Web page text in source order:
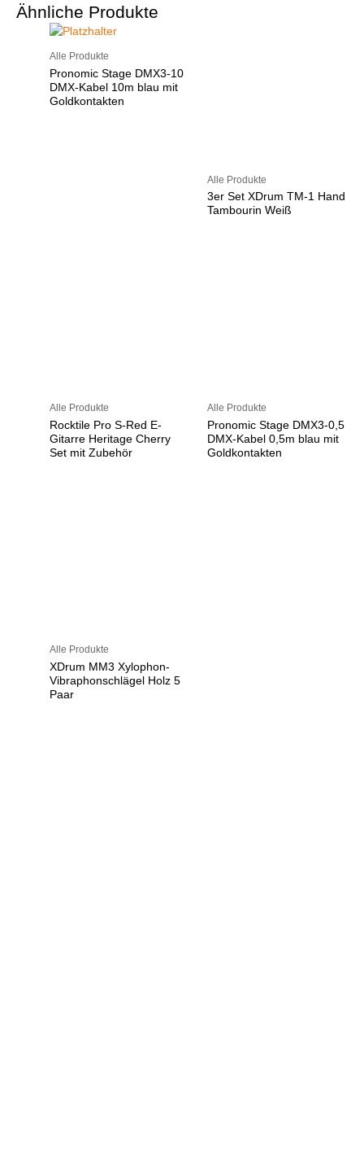
Ähnliche Produkte
Alle Produkte
Pronomic Stage DMX3-10
DMX-Kabel 10m blau mit
Goldkontakten
Alle Produkte
3er Set XDrum TM-1 Hand
Tambourin Weiß
Alle Produkte
Rocktile Pro S-Red E-
Gitarre Heritage Cherry
Set mit Zubehör
Alle Produkte
Pronomic Stage DMX3-0,5
DMX-Kabel 0,5m blau mit
Goldkontakten
Alle Produkte
XDrum MM3 Xylophon-
Vibraphonschlägel Holz 5
Paar